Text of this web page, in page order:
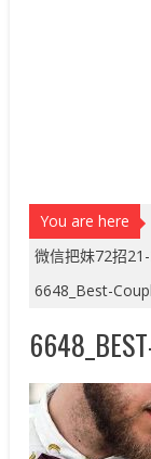
You are here
微信把妹72招
6648_Best-